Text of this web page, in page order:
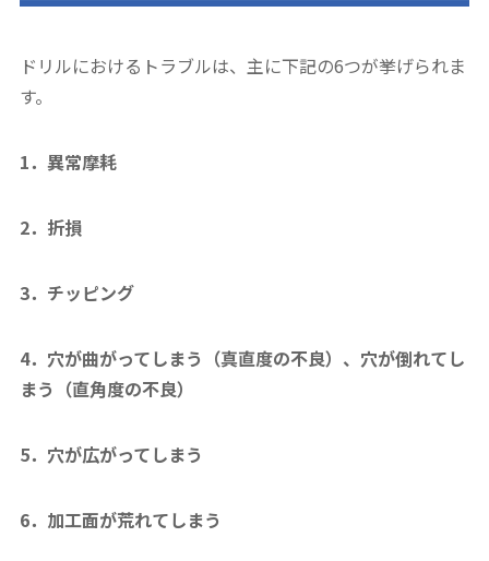
ドリルにおけるトラブルは、主に下記の6つが挙げられま
す。
1．異常摩耗
2．折損
3．チッピング
4．穴が曲がってしまう（真直度の不良）、穴が倒れてし
まう（直角度の不良）
5．穴が広がってしまう
6．加工面が荒れてしまう